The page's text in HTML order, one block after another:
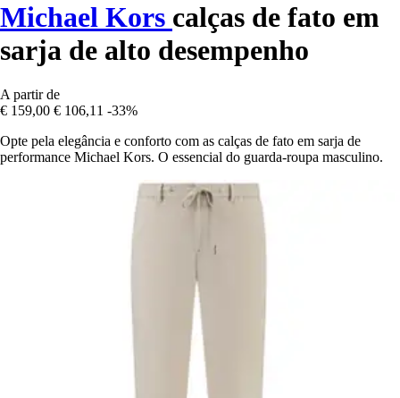
Michael Kors calças de fato em
sarja de alto desempenho
A partir de
€ 159,00 € 106,11 -33%
Opte pela elegância e conforto com as calças de fato em sarja de
performance Michael Kors. O essencial do guarda-roupa masculino.